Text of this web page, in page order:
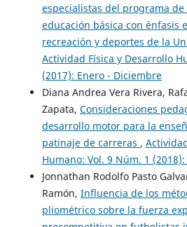
especialistas del programa
educación básica con énfasis
recreación y deportes de la
Actividad Física y Desarrollo
(2017): Enero - Diciembre
Diana Andrea Vera Rivera,
Zapata, Consideraciones
desarrollo motor para la
patinaje de carreras ,
Humano: Vol. 9 Núm. 1
Jonnathan Rodolfo Pasto
Ramón, Influencia de los
pliométrico sobre la fuerza